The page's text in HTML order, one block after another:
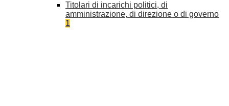
Titolari di incarichi politici, di
amministrazione, di direzione o di governo
1